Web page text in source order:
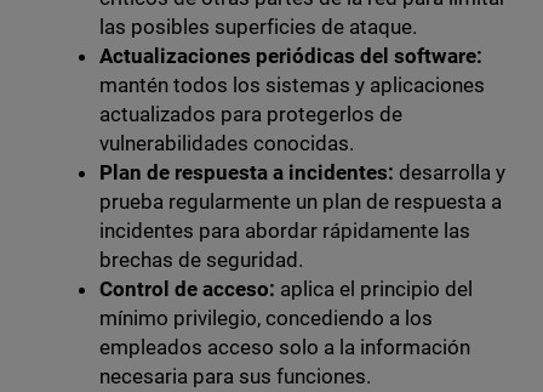
las posibles superficies de ataque.
Actualizaciones periódicas del software:
mantén todos los sistemas y aplicaciones
actualizados para protegerlos de
vulnerabilidades conocidas.
Plan de respuesta a incidentes: desarrolla y
prueba regularmente un plan de respuesta a
incidentes para abordar rápidamente las
brechas de seguridad.
Control de acceso: aplica el principio del
mínimo privilegio, concediendo a los
empleados acceso solo a la información
necesaria para sus funciones.